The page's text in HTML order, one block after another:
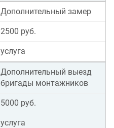
Дополнительный замер
2500 руб.
услуга
Дополнительный выезд
бригады монтажников
5000 руб.
услуга